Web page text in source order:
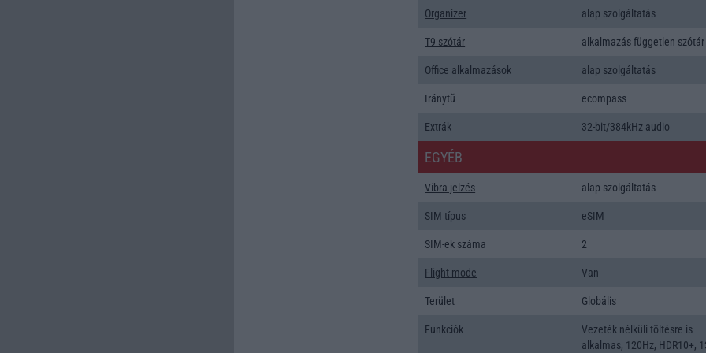
Organizer alap szolgáltatás
T9 szótár alkalmazás független szótár
Office alkalmazások alap szolgáltatás
Iránytũ ecompass
Extrák 32-bit/384kHz audio
EGYÉB
Vibra jelzés alap szolgáltatás
SIM típus eSIM
SIM-ek száma 2
Flight mode Van
Terület Globális
Funkciók
Vezeték nélküli töltésre is
alkalmas, 120Hz, HDR10+,